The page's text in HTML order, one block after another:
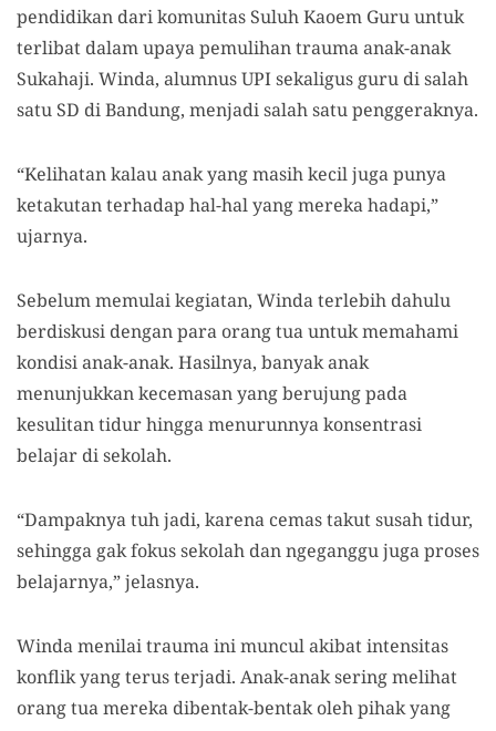
pendidikan dari komunitas Suluh Kaoem Guru untuk
terlibat dalam upaya pemulihan trauma anak-anak
Sukahaji. Winda, alumnus UPI sekaligus guru di salah
satu SD di Bandung, menjadi salah satu penggeraknya.
“Kelihatan kalau anak yang masih kecil juga punya
ketakutan terhadap hal-hal yang mereka hadapi,”
ujarnya.
Sebelum memulai kegiatan, Winda terlebih dahulu
berdiskusi dengan para orang tua untuk memahami
kondisi anak-anak. Hasilnya, banyak anak
menunjukkan kecemasan yang berujung pada
kesulitan tidur hingga menurunnya konsentrasi
belajar di sekolah.
“Dampaknya tuh jadi, karena cemas takut susah tidur,
sehingga gak fokus sekolah dan ngeganggu juga proses
belajarnya,” jelasnya.
Winda menilai trauma ini muncul akibat intensitas
konflik yang terus terjadi. Anak-anak sering melihat
orang tua mereka dibentak-bentak oleh pihak yang